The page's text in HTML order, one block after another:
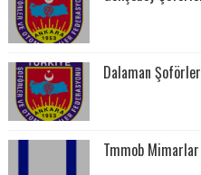
Dalaman
Tmmob